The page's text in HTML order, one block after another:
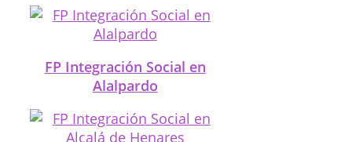
FP Integración Social en
Alalpardo